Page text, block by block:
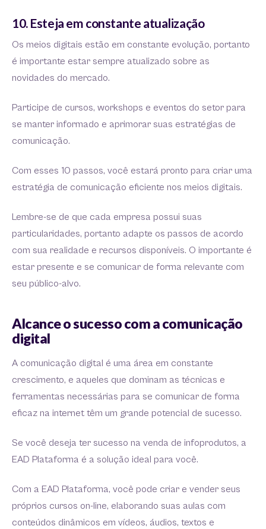
10. Esteja em constante atualização
Os meios digitais estão em constante evolução, portanto
é importante estar sempre atualizado sobre as
novidades do mercado.
Participe de cursos, workshops e eventos do setor para
se manter informado e aprimorar suas estratégias de
comunicação.
Com esses 10 passos, você estará pronto para criar uma
estratégia de comunicação eficiente nos meios digitais.
Lembre-se de que cada empresa possui suas
particularidades, portanto adapte os passos de acordo
com sua realidade e recursos disponíveis. O importante é
estar presente e se comunicar de forma relevante com
seu público-alvo.
Alcance o sucesso com a comunicação
digital
A comunicação digital é uma área em constante
crescimento, e aqueles que dominam as técnicas e
ferramentas necessárias para se comunicar de forma
eficaz na internet têm um grande potencial de sucesso.
Se você deseja ter sucesso na venda de infoprodutos, a
EAD Plataforma é a solução ideal para você.
Com a EAD Plataforma, você pode criar e vender seus
próprios cursos on-line, elaborando suas aulas com
conteúdos dinâmicos em vídeos, áudios, textos e